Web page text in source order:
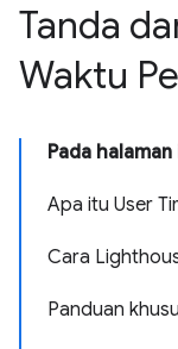
Tanda
Waktu
Pada halaman
Apa itu User
Cara
Panduan